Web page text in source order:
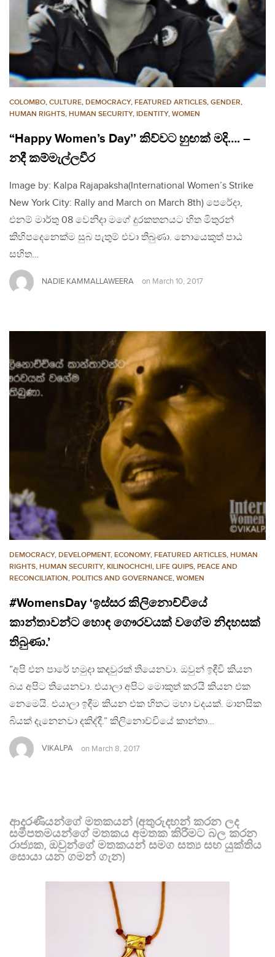
COLOMBO, CULTURE, DEMOCRACY, FEATURED ARTICLES, GENDER,
HUMAN RIGHTS, HUMAN SECURITY, IDENTITY, WOMEN
“Happy Women’s Day’’ කිව්වට හුඟක් මදි…. –
නදී කම්මැල්ලවීර
Image by: Kalpa Rajapaksha(International Women’s Strike
New York City: Rally and March on March 8th) පෙරේදා,
එනම් මාර්තු 08 වෙනිදා මගේ දුරකතනයට හිත මිතුරන්
කිහිපදෙනෙක්ම සුබ පැතුම් එවා තිබුණා. නොයෙකුත් පාඨ
සහිත…
NADIE KAMMALLAWEERA on March 10, 2017
DEMOCRACY, DEVELOPMENT, ECONOMY, FEATURED ARTICLES, HUMAN
RIGHTS, HUMAN SECURITY, KILINOCHCHI, LIFE QUIPS, PEACE AND
RECONCILIATION, POLITICS AND GOVERNANCE, WOMEN
#WomensDay ‘ඉස්සර කිලිනොච්චියේ
කාන්තාවන්ට හොඳ ගෞරවයක් වගේම නිදහසක්
තිබුණා.’
”අපි එන පාරේ හමුදා කඳවුරක් තියෙනවා. ඔවුන් ඉඳීවි කියන
බය අපිට තියෙනවා. එයාලා අපිට මොකුත් කරයි කියන එක
නෙමෙයි. එයාලා ඉඳීම කියන එක හිතට මහා වදයක්. මානසික
බියක් දැනෙනවා දකිද්දී.” කිලිනොච්චියේ කාන්තා…
VIKALPA on March 8, 2017
ආදරණීයන්ගේ මතකයන් (අතුරුදහන් කරන ලද
සමීපතමයන්ගේ මතකය අමතක කිරීමට බල කරන
රාජ්‍යක, ඔවුන්ගේ මතකයන් සමග සත්‍ය සහ යුක්තිය
සොයා යන ගමන් ගැන)